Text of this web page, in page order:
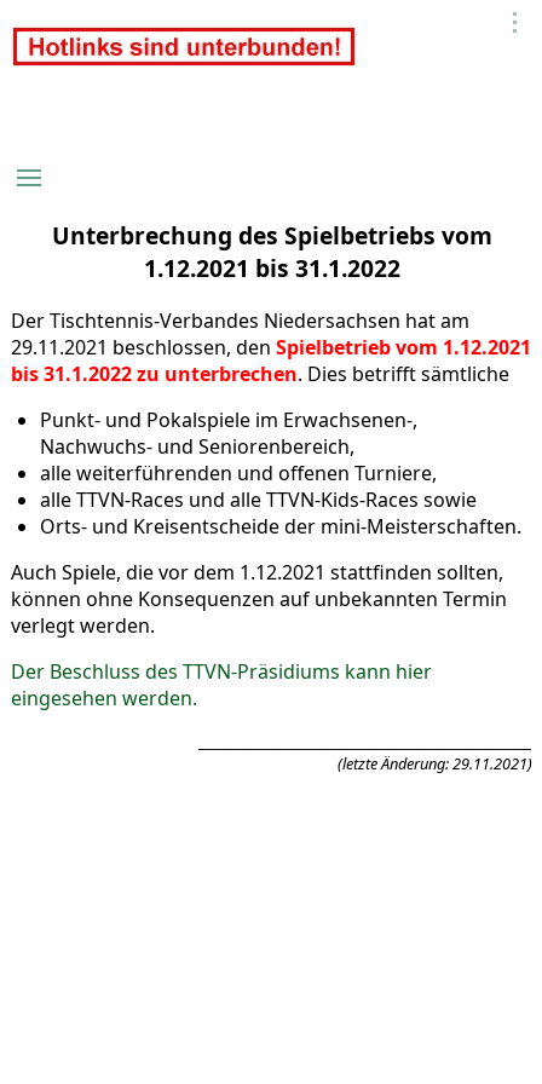
Unterbrechung des Spielbetriebs vom
1.12.2021 bis 31.1.2022
Der Tischtennis-Verbandes Niedersachsen hat am
29.11.2021 beschlossen, den Spielbetriebvom 1.12.2021
bis 31.1.2022 zu unterbrechen. Dies betrifft sämtliche
Punkt- und Pokalspiele im Erwachsenen-,
Nachwuchs- und Seniorenbereich,
alle weiterführenden und offenen Turniere,
alle TTVN-Races und alle TTVN-Kids-Races sowie
Orts- und Kreisentscheide der mini-Meisterschaften.
Auch Spiele, die vor dem 1.12.2021 stattfinden sollten,
können ohne Konsequenzen auf unbekannten Termin
verlegt werden.
Der Beschluss des TTVN-Präsidiums kann hier
eingesehen werden.
(letzte Änderung: 29.11.2021)